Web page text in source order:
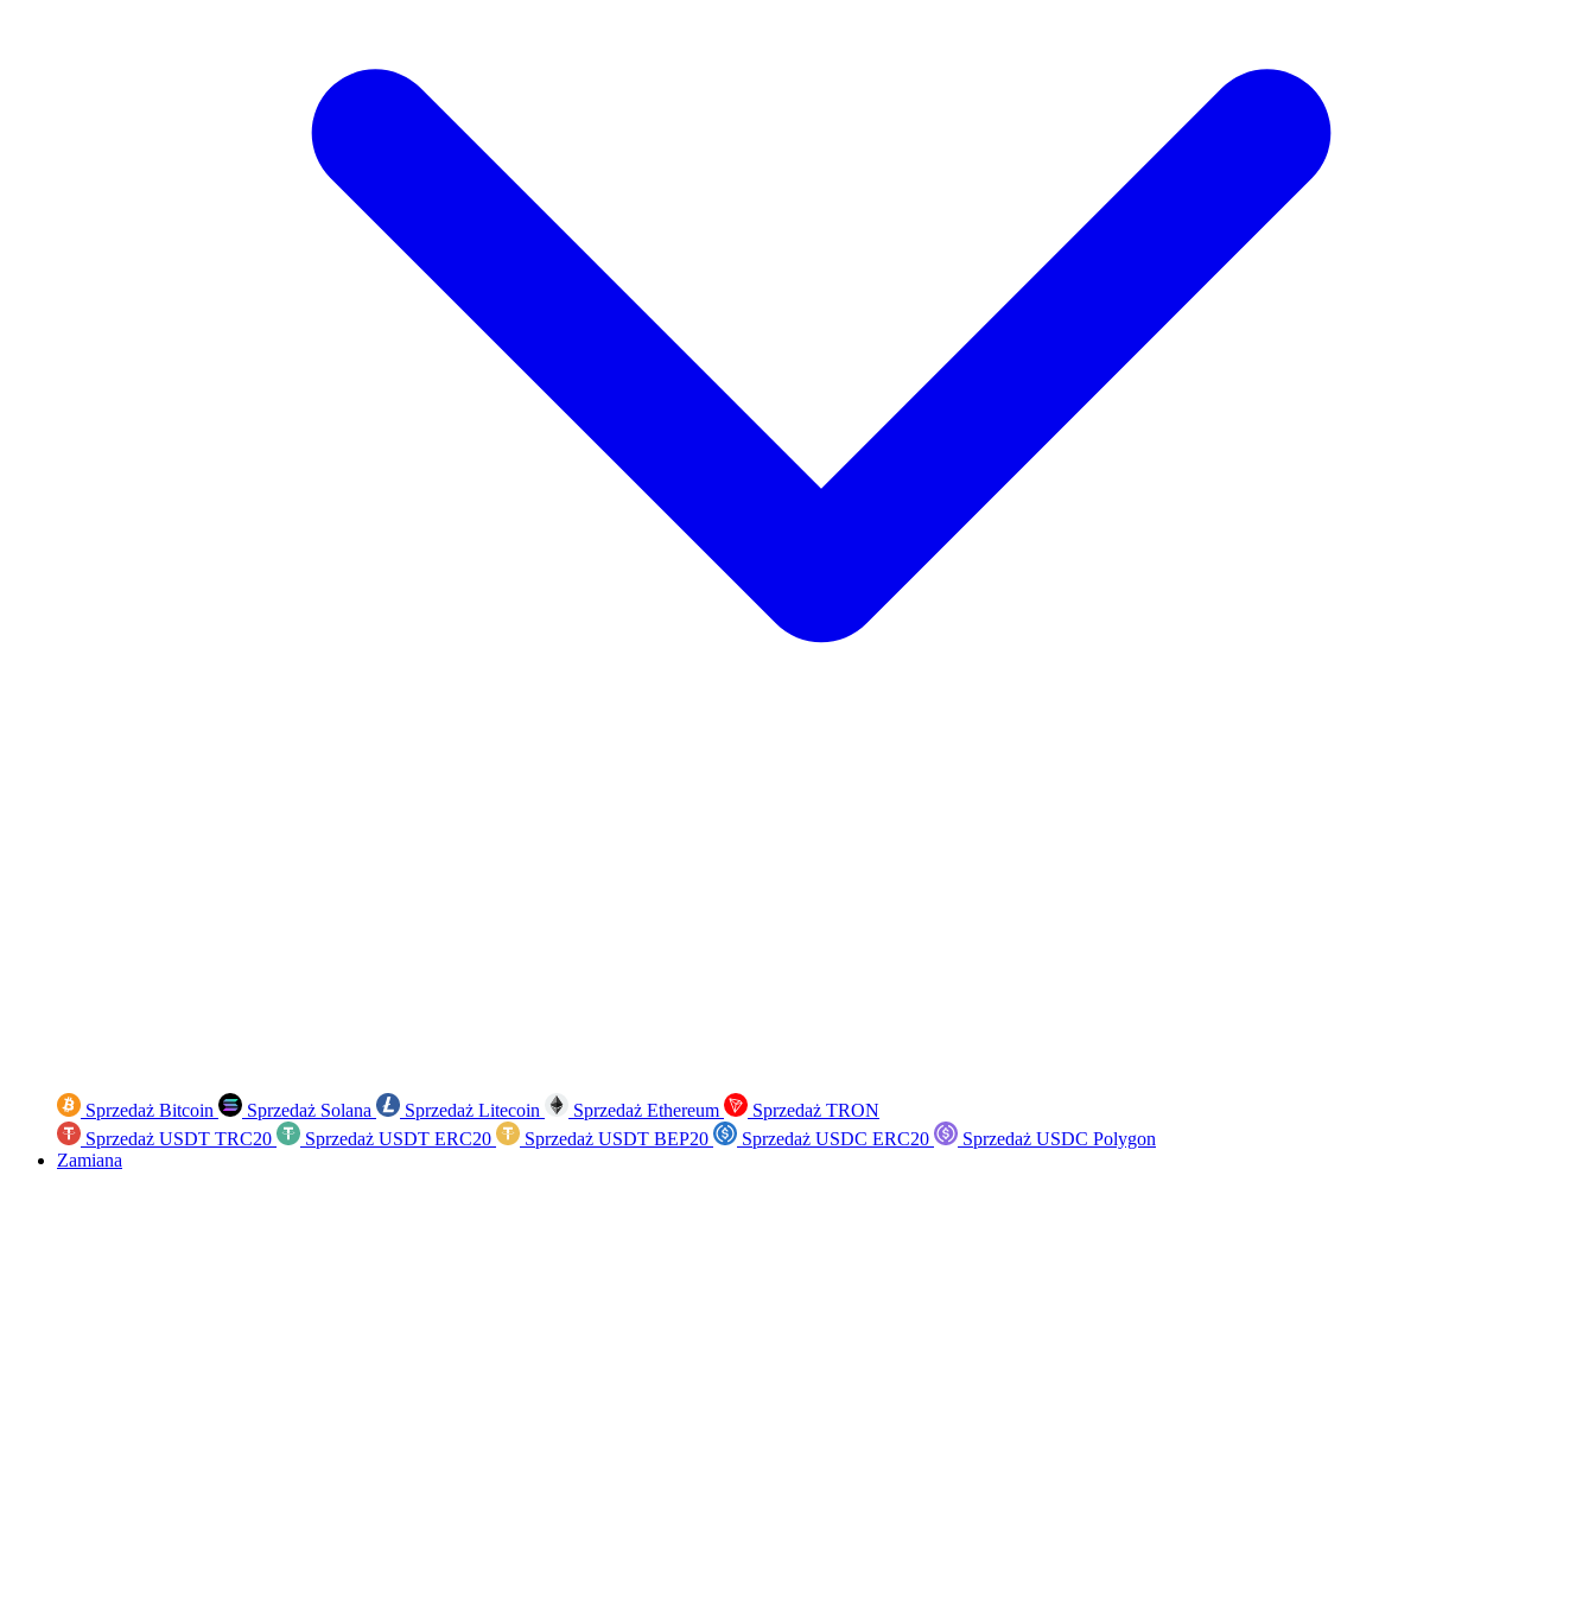
Sprzedaż Bitcoin Sprzedaż Solana Sprzedaż Litecoin Sprzedaż Ethereum
Sprzedaż TRON
Sprzedaż USDT TRC20
Sprzedaż USDT ERC20 Sprzedaż USDT BEP20 Sprzedaż USDC ERC20
Sprzedaż USDC Polygon
Zamiana